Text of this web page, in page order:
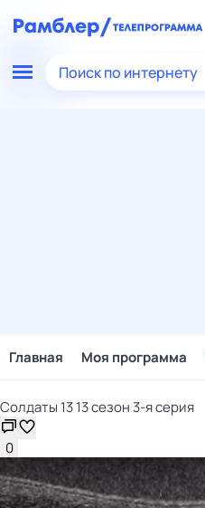
Поиск по интернету
Главная Моя программа
Солдаты 13 13 сезон 3-я серия
0